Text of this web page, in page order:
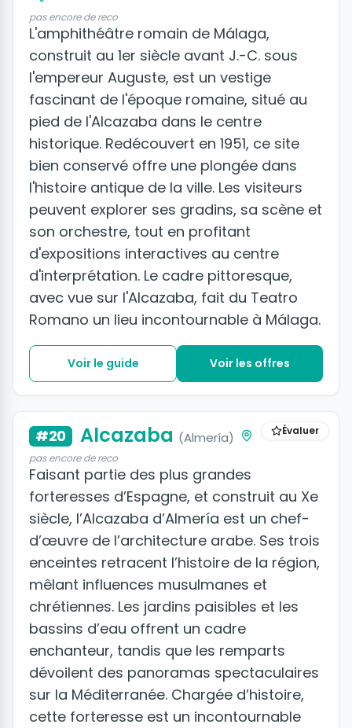
pas encore de reco
L'amphithéâtre romain de Málaga,
construit au 1er siècle avant J.-C. sous
l'empereur Auguste, est un vestige
fascinant de l'époque romaine, situé au
pied de l'Alcazaba dans le centre
historique. Redécouvert en 1951, ce site
bien conservé offre une plongée dans
l'histoire antique de la ville. Les visiteurs
peuvent explorer ses gradins, sa scène et
son orchestre, tout en profitant
d'expositions interactives au centre
d'interprétation. Le cadre pittoresque,
avec vue sur l'Alcazaba, fait du Teatro
Romano un lieu incontournable à Málaga.
Voir le guide Voir les offres
Évaluer
#20 Alcazaba (Almería)
pas encore de reco
Faisant partie des plus grandes
forteresses d’Espagne, et construit au Xe
siècle, l’Alcazaba d’Almería est un chef-
d’œuvre de l’architecture arabe. Ses trois
enceintes retracent l’histoire de la région,
mêlant influences musulmanes et
chrétiennes. Les jardins paisibles et les
bassins d’eau offrent un cadre
enchanteur, tandis que les remparts
dévoilent des panoramas spectaculaires
sur la Méditerranée. Chargée d’histoire,
cette forteresse est un incontournable